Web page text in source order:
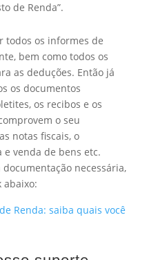
de Renda”.
todos os informes de
bem como todos os
as deduções. Então já
os documentos
os recibos e os
o seu
notas fiscais, o
venda de bens etc.
necessária,
abaixo:
Renda: saiba quais você